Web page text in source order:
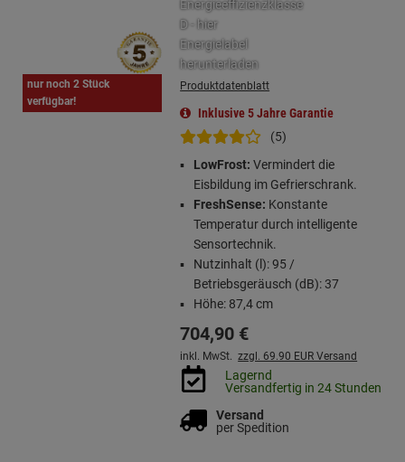
nur noch 2 Stück
verfügbar!
Produktdatenblatt
Inklusive 5 Jahre Garantie
(5)
LowFrost: Vermindert die
Eisbildung im Gefrierschrank.
FreshSense: Konstante
Temperatur durch intelligente
Sensortechnik.
Nutzinhalt (l): 95 /
Betriebsgeräusch (dB): 37
Höhe: 87,4 cm
704,90 €
inkl. MwSt. zzgl. 69.90 EUR Versand
Lagernd
Versandfertig in 24 Stunden
Versand
per Spedition